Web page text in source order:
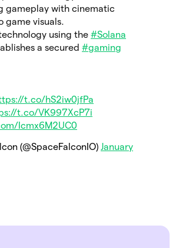
gameplay with cinematic
game visuals.
using the #Solana
a secured #gaming
t.co/hS2iw0jfPa
t.co/VK997XcP7i
Icmx6M2UC0
(@SpaceFalconIO) January